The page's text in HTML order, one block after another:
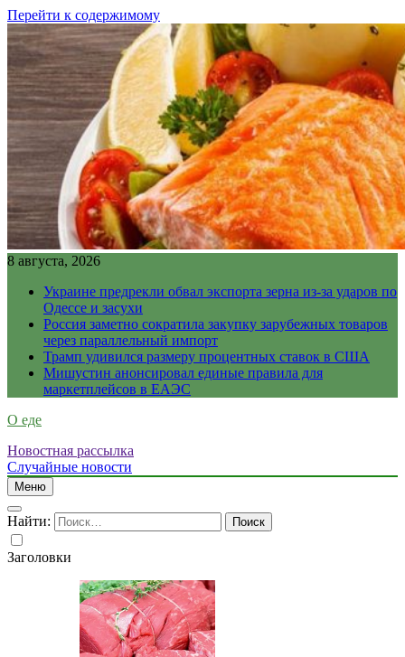
Перейти к содержимому
8 августа, 2026
Украине предрекли обвал экспорта зерна из-за ударов по
Одессе и засухи
Россия заметно сократила закупку зарубежных товаров
через параллельный импорт
Трамп удивился размеру процентных ставок в США
Мишустин анонсировал единые правила для
маркетплейсов в ЕАЭС
О еде
Новостная рассылка
Случайные новости
Меню
Найти:
Заголовки